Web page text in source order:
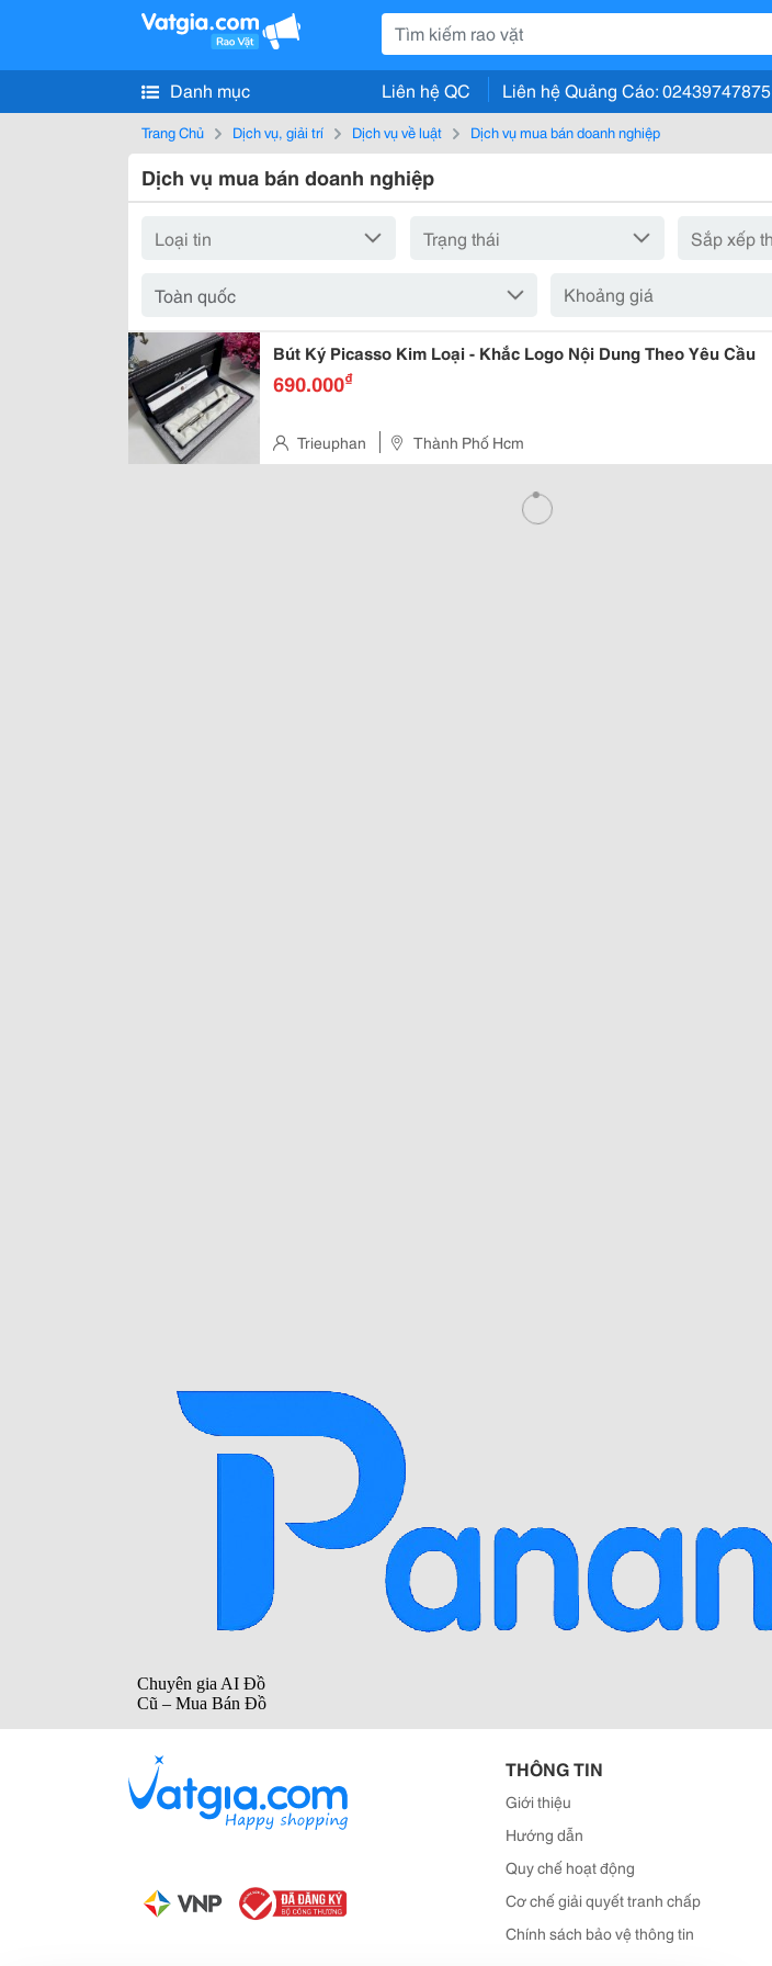
Danh mục Liên hệ QC Liên hệ Quảng Cáo: 02439747875
Trang Chủ Dịch vụ, giải trí Dịch vụ về luật Dịch vụ mua bán doanh nghiệp
Dịch vụ mua bán doanh nghiệp
Khoảng giá
Bút Ký Picasso Kim Loại - Khắc Logo Nội Dung Theo Yêu Cầu
690.000₫
Trieuphan Thành Phố Hcm
THÔNG TIN
Giới thiệu
Hướng dẫn
Quy chế hoạt động
Cơ chế giải quyết tranh chấp
Chính sách bảo vệ thông tin